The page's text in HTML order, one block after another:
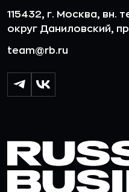
115432, г. Москва, вн.
округ Даниловский,
team@rb.ru